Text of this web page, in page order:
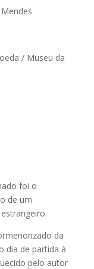
/ Museu da
foi o
de um
da
dia de partida à
pelo autor